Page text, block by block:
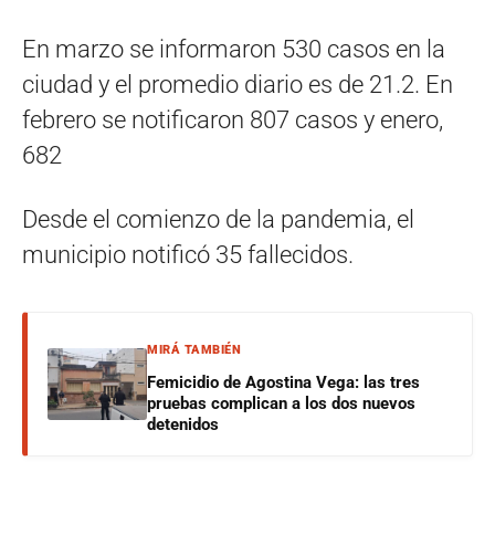
En marzo se informaron 530 casos en la
ciudad y el promedio diario es de 21.2. En
febrero se notificaron 807 casos y enero,
682
Desde el comienzo de la pandemia, el
municipio notificó 35 fallecidos.
MIRÁ TAMBIÉN
Femicidio de Agostina Vega: las tres
pruebas complican a los dos nuevos
detenidos